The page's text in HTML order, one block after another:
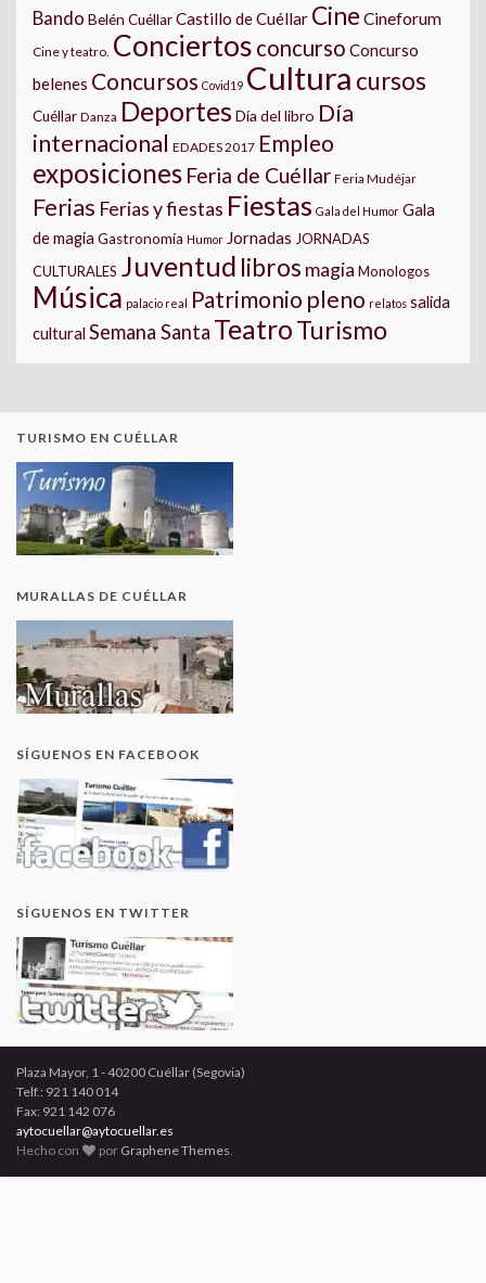
Bando Belén CuéllarCastillo de Cuéllar Cine Cineforum
Cine y teatro. Conciertos concurso Concurso
belenes Concursos Covid19 Cultura cursos
Cuéllar Danza Deportes Día del libro Día
internacional EDADES 2017 Empleo
exposiciones Feria de Cuéllar Feria Mudéjar
Ferias Ferias y fiestas Fiestas Gala del Humor Gala
de magia Gastronomía Humor Jornadas JORNADAS
CULTURALES Juventud libros magia Monologos
Música palacio real Patrimonio pleno relatos salida
cultural Semana Santa TeatroTurismo
TURISMO EN CUÉLLAR
MURALLAS DE CUÉLLAR
SÍGUENOS EN FACEBOOK
SÍGUENOS EN TWITTER
Plaza Mayor, 1 - 40200 Cuéllar (Segovia)
Telf.: 921 140 014
Fax: 921 142 076
aytocuellar@aytocuellar.es
Hecho con
por Graphene Themes.